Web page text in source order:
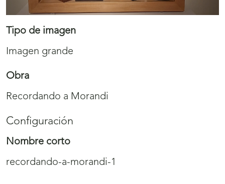
Tipo de imagen
Imagen grande
Obra
Recordando a Morandi
Configuración
Nombre corto
recordando-a-morandi-1